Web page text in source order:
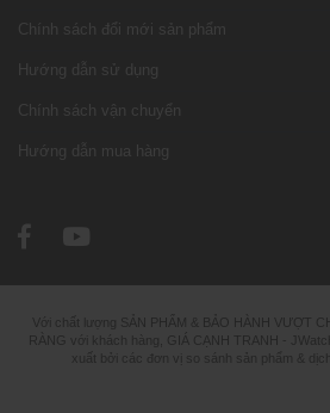
Chính sách đổi mới sản phẩm
Hướng dẫn sử dụng
Chính sách vận chuyển
Hướng dẫn mua hàng
Với chất lượng SẢN PHẨM & BẢO HÀNH VƯỢT
RÀNG với khách hàng, GIÁ CẠNH TRANH -
xuất bởi các đơn vị so sánh sản phẩm &